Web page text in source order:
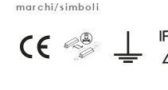
marchi/simboli